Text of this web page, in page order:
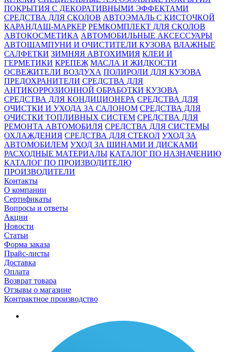
ПОКРЫТИЯ С ДЕКОРАТИВНЫМИ ЭФФЕКТАМИ
СРЕДСТВА ДЛЯ СКОЛОВ АВТОЭМАЛЬ С КИСТОЧКОЙ
КАРАНДАШ-МАРКЕР РЕМКОМПЛЕКТ ДЛЯ СКОЛОВ
АВТОКОСМЕТИКА АВТОМОБИЛЬНЫЕ АКСЕССУАРЫ
АВТОШАМПУНИ И ОЧИСТИТЕЛИ КУЗОВА ВЛАЖНЫЕ
САЛФЕТКИ ЗИМНЯЯ АВТОХИМИЯ КЛЕИ И
ГЕРМЕТИКИ КРЕПЕЖ МАСЛА И ЖИДКОСТИ
ОСВЕЖИТЕЛИ ВОЗДУХА ПОЛИРОЛИ ДЛЯ КУЗОВА
ПРЕДОХРАНИТЕЛИ СРЕДСТВА ДЛЯ
АНТИКОРРОЗИОННОЙ ОБРАБОТКИ КУЗОВА
СРЕДСТВА ДЛЯ КОНДИЦИОНЕРА СРЕДСТВА ДЛЯ
ОЧИСТКИ И УХОДА ЗА САЛОНОМ СРЕДСТВА ДЛЯ
ОЧИСТКИ ТОПЛИВНЫХ СИСТЕМ СРЕДСТВА ДЛЯ
РЕМОНТА АВТОМОБИЛЯ СРЕДСТВА ДЛЯ СИСТЕМЫ
ОХЛАЖДЕНИЯ СРЕДСТВА ДЛЯ СТЕКОЛ УХОД ЗА
АВТОМОБИЛЕМ УХОД ЗА ШИНАМИ И ДИСКАМИ
РАСХОДНЫЕ МАТЕРИАЛЫ КАТАЛОГ ПО НАЗНАЧЕНИЮ
КАТАЛОГ ПО ПРОИЗВОДИТЕЛЮ
ПРОИЗВОДИТЕЛИ
Контакты
О компании
Сертификаты
Вопросы и ответы
Акции
Новости
Статьи
Форма заказа
Прайс-листы
Доставка
Оплата
Возврат товара
Отзывы о магазине
Контрактное производство